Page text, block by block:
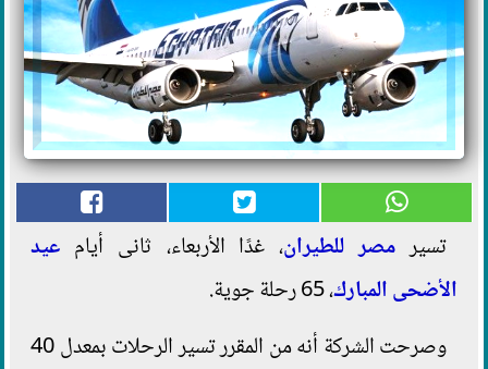
تسير مصر للطيران، غدًا الأربعاء، ثانى أيام عيد
الأضحى المبارك، 65 رحلة جوية.
وصرحت الشركة أنه من المقرر تسير الرحلات بمعدل 40